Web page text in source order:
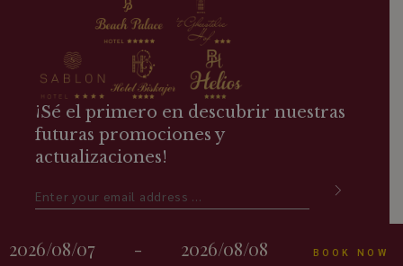
2026/08/07 - 2026/08/08 BOOK NOW
¡Sé el primero en descubrir nuestras
futuras promociones y
actualizaciones!
Términos, Condiciones & Política de Privacidad